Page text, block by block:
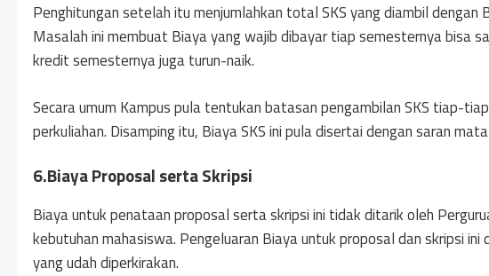
Penghitungan setelah itu menjumlahkan total SKS yang diambil dengan
Masalah ini membuat Biaya yang wajib dibayar tiap semesternya bisa
kredit semesternya juga turun-naik.
Secara umum Kampus pula tentukan batasan pengambilan SKS tiap-
perkuliahan. Disamping itu, Biaya SKS ini pula disertai dengan saran
6.Biaya Proposal serta Skripsi
Biaya untuk penataan proposal serta skripsi ini tidak ditarik oleh
kebutuhan mahasiswa. Pengeluaran Biaya untuk proposal dan skripsi
yang udah diperkirakan.